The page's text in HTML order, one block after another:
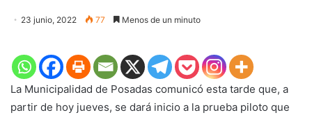
23 junio, 2022 77 Menos de un minuto
La Municipalidad de Posadas comunicó esta tarde que, a
partir de hoy jueves, se dará inicio a la prueba piloto que